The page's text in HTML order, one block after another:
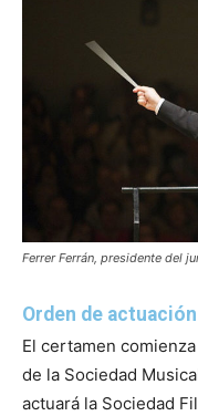
Ferrer Ferrán, presidente del
Orden de actuación
El certamen
de la Sociedad
actuará la Sociedad